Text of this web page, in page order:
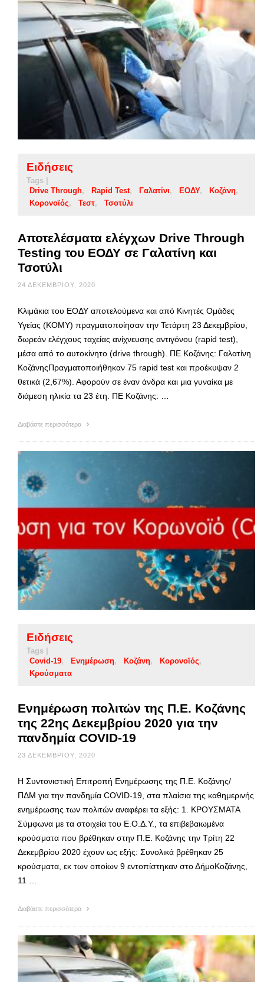
Ειδήσεις
Tags |
Drive Through
Rapid Test Γαλατίνι ΕΟΔΥ
Κοζάνη
Κορονοϊός
Τεστ Τσοτύλι
Αποτελέσματα ελέγχων Drive Through
Testing του ΕΟΔΥ σε Γαλατίνη και
Τσοτύλι
24 ΔΕΚΕΜΒΡΊΟΥ, 2020
Κλιμάκια του ΕΟΔΥ αποτελούμενα και από Κινητές Ομάδες
Υγείας (ΚΟΜΥ) πραγματοποίησαν την Τετάρτη 23 Δεκεμβρίου,
δωρεάν ελέγχους ταχείας ανίχνευσης αντιγόνου (rapid test),
μέσα από το αυτοκίνητο (drive through). ΠΕ Κοζάνης: Γαλατίνη
ΚοζάνηςΠραγματοποιήθηκαν 75 rapid test και προέκυψαν 2
θετικά (2,67%). Αφορούν σε έναν άνδρα και μια γυναίκα με
διάμεση ηλικία τα 23 έτη. ΠΕ Κοζάνης: …
Διαβάστε περισσότερα
Ειδήσεις
Tags |
Covid-19
Ενημέρωση Κοζάνη
Κορονοϊός
Κρούσματα
Ενημέρωση πολιτών της Π.Ε. Κοζάνης
της 22ης Δεκεμβρίου 2020 για την
πανδημία COVID-19
23 ΔΕΚΕΜΒΡΊΟΥ, 2020
Η Συντονιστική Επιτροπή Ενημέρωσης της Π.Ε. Κοζάνης/
ΠΔΜ για την πανδημία COVID-19, στα πλαίσια της καθημερινής
ενημέρωσης των πολιτών αναφέρει τα εξής: 1. ΚΡΟΥΣΜΑΤΑ
Σύμφωνα με τα στοιχεία του Ε.Ο.Δ.Υ., τα επιβεβαιωμένα
κρούσματα που βρέθηκαν στην Π.Ε. Κοζάνης την Τρίτη 22
Δεκεμβρίου 2020 έχουν ως εξής: Συνολικά βρέθηκαν 25
κρούσματα, εκ των οποίων 9 εντοπίστηκαν στο ΔήμοΚοζάνης,
11 …
Διαβάστε περισσότερα